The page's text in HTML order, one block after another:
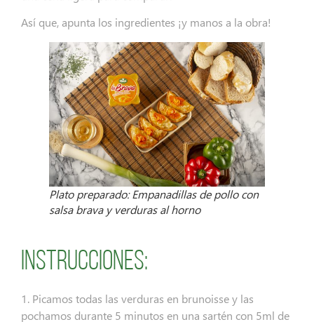
Así que, apunta los ingredientes ¡y manos a la obra!
Plato preparado: Empanadillas de pollo con
salsa brava y verduras al horno
Instrucciones:
1. Picamos todas las verduras en brunoisse y las
pochamos durante 5 minutos en una sartén con 5ml de